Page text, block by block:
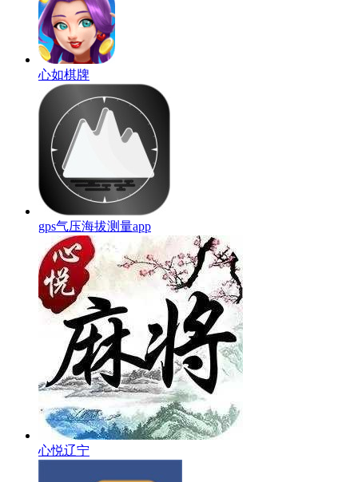
心如棋牌
gps气压海拔测量app
心悦辽宁